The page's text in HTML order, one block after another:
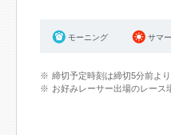
モーニング サマ
締切予定時刻は締切5分前よ
お好みレーサー出場のレース